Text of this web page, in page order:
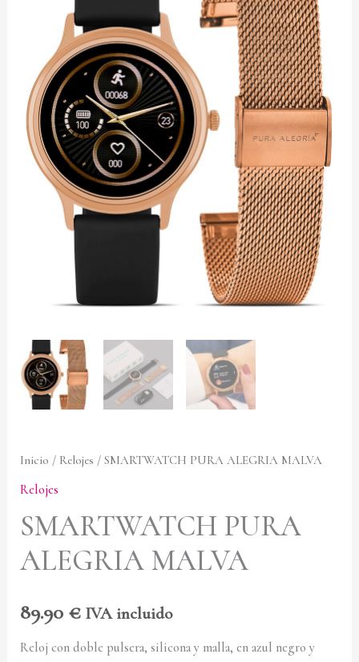
Inicio / Relojes / SMARTWATCH PURA ALEGRIA MALVA
Relojes
SMARTWATCH PURA
ALEGRIA MALVA
89.90 € IVA incluido
Reloj con doble pulsera, silicona y malla, en azul negro y
cantidad